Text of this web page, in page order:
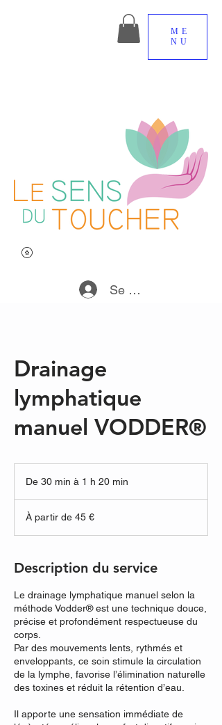
Se connecter
ME
NU
Drainage
lymphatique
manuel VODDER®
De 30 min à 1 h 20 min
m
à
2
0
m
n
partir
euros
À partir de 45 €
Description du service
Le drainage lymphatique manuel selon la
méthode Vodder® est une technique douce,
précise et profondément respectueuse du
corps.
Par des mouvements lents, rythmés et
enveloppants, ce soin stimule la circulation
de la lymphe, favorise l’élimination naturelle
des toxines et réduit la rétention d’eau.
Il apporte une sensation immédiate de